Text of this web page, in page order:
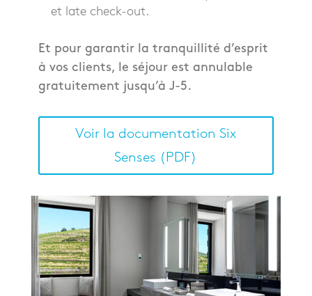
et late check-out.
Et pour garantir la tranquillité d’esprit
à vos clients, le séjour est annulable
gratuitement jusqu’à J-5.
Voir la documentation Six
Senses (PDF)